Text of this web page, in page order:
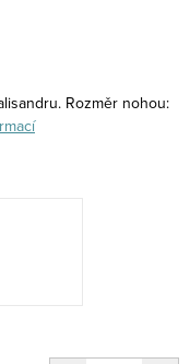
Rozměr nohou: